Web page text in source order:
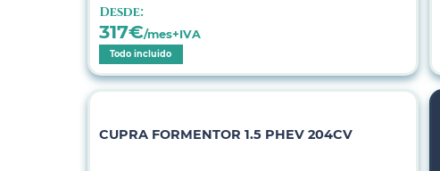
Desde:
317€/mes+IVA
Todo incluido
CUPRA FORMENTOR 1.5 PHEV 204CV